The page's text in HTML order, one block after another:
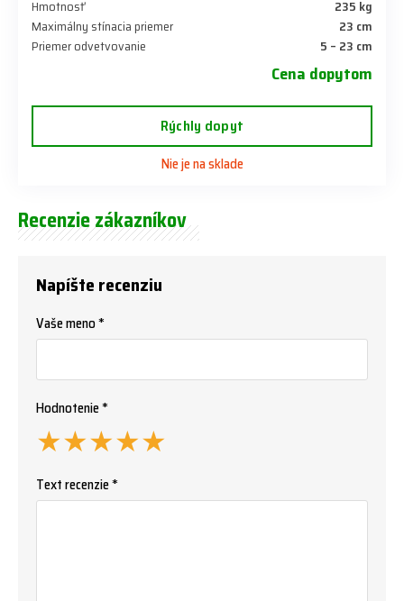
Hmotnosť
235 kg
Maximálny stínacia priemer
23 cm
Priemer odvetvovanie
5 – 23 cm
Cena dopytom
Rýchly dopyt
Nie je na sklade
Recenzie zákazníkov
Napíšte recenziu
Vaše meno *
Hodnotenie *
★
★
★
★
★
Text recenzie *